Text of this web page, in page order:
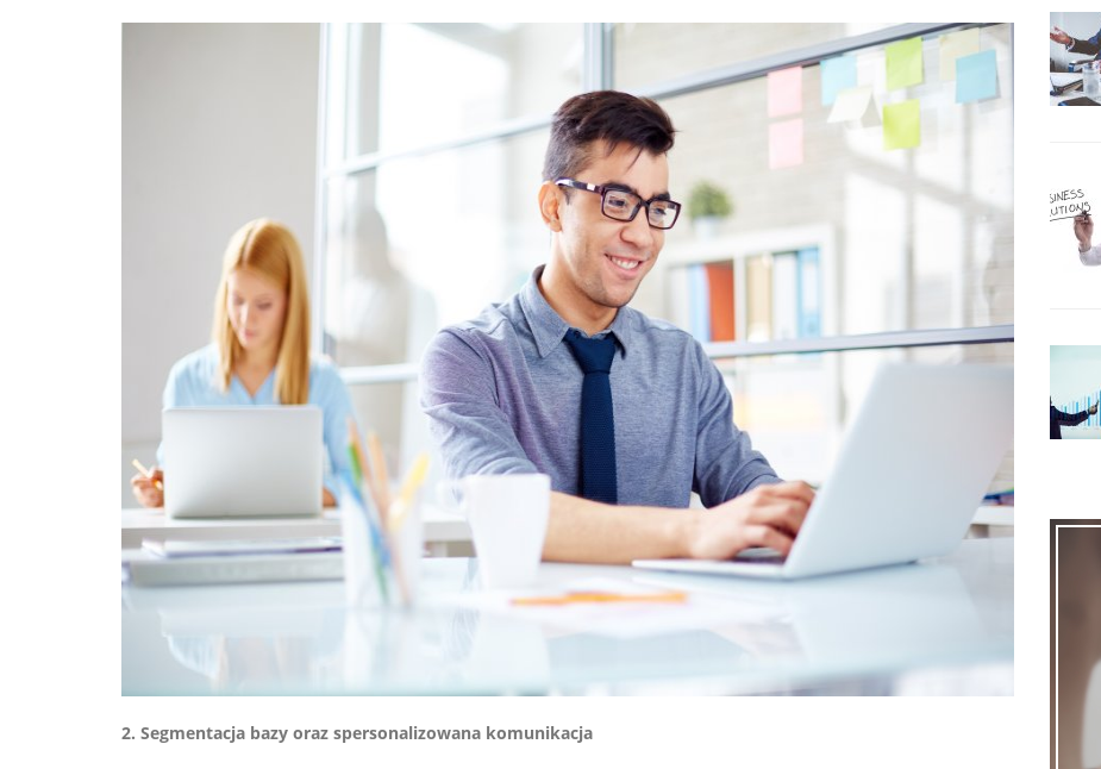
2. Segmentacja bazy oraz spersonalizowana komunikacja